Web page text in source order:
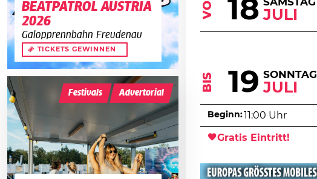
18 SAMSTAG
JULI
BIS 19 SONNTAG
JULI
Beginn: 11:00 Uhr
Gratis Eintritt!
BEATPATROL AUSTRIA
2026
Galopprennbahn Freudenau
TICKETS GEWINNEN
Festivals Advertorial